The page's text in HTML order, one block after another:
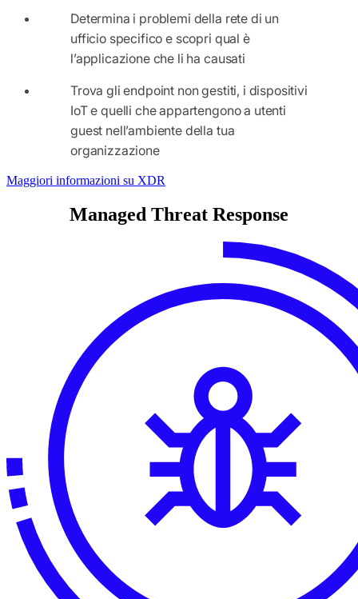
Determina i problemi della rete di un
ufficio specifico e scopri qual è
l’applicazione che li ha causati
Trova gli endpoint non gestiti, i dispositivi
IoT e quelli che appartengono a utenti
guest nell’ambiente della tua
organizzazione
Maggiori informazioni su XDR
Managed Threat Response